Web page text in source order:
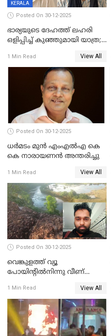
KERALA
Posted On 30-12-2025
ഭാര്യയുടെ ദേഹത്ത് ലഹരി
ഒളിപ്പിച്ച് കുഞ്ഞുമായി യാത്ര;
പിടികൂടി പൊലീസ്
1 Min Read View All
Posted On 30-12-2025
ധർമടം മുൻ എംഎല്‍എ കെ
കെ നാരായണന്‍ അന്തരിച്ചു
1 Min Read View All
Posted On 30-12-2025
വെങ്കുളത്ത് വ്യൂ
പോയിന്റിൽനിന്നു വീണ്
1 Min Read View All